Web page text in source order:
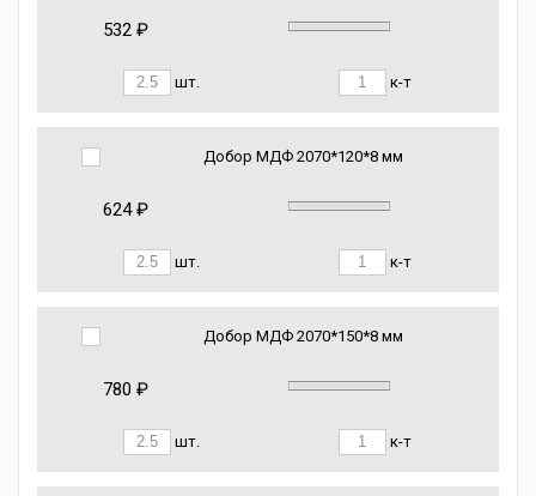
532 ₽
шт. к-т
Добор МДФ 2070*120*8 мм
624 ₽
шт. к-т
Добор МДФ 2070*150*8 мм
780 ₽
шт. к-т